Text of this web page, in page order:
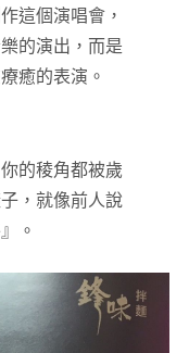
這個演唱會，
的演出，而是
癒的表演。
的稜角都被歲
，就像前人說
。